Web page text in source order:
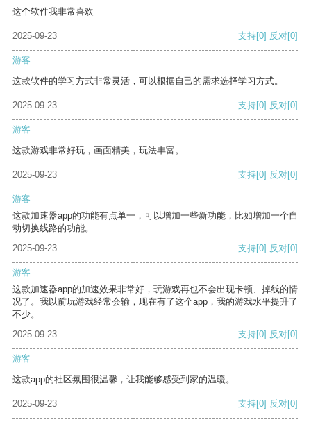
这个软件我非常喜欢
2025-09-23 支持[0] 反对[0]
游客
这款软件的学习方式非常灵活，可以根据自己的需求选择学习方式。
2025-09-23 支持[0] 反对[0]
游客
这款游戏非常好玩，画面精美，玩法丰富。
2025-09-23 支持[0] 反对[0]
游客
这款加速器app的功能有点单一，可以增加一些新功能，比如增加一个自
动切换线路的功能。
2025-09-23
支持[0] 反对[0]
游客
这款加速器app的加速效果非常好，玩游戏再也不会出现卡顿、掉线的情
况了。我以前玩游戏经常会输，现在有了这个app，我的游戏水平提升了
不少。
2025-09-23
支持[0] 反对[0]
游客
这款app的社区氛围很温馨，让我能够感受到家的温暖。
2025-09-23 支持[0] 反对[0]